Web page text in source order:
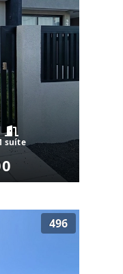
suíte
496